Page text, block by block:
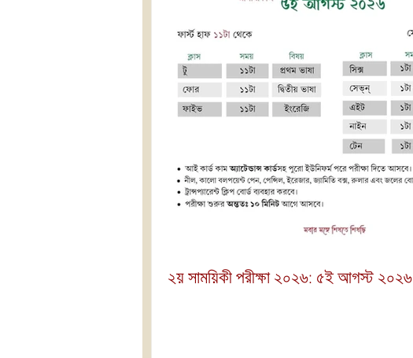
২য় সাময়িকী পরীক্ষা ২০২৬: ৫ই আগস্ট ২০২৬